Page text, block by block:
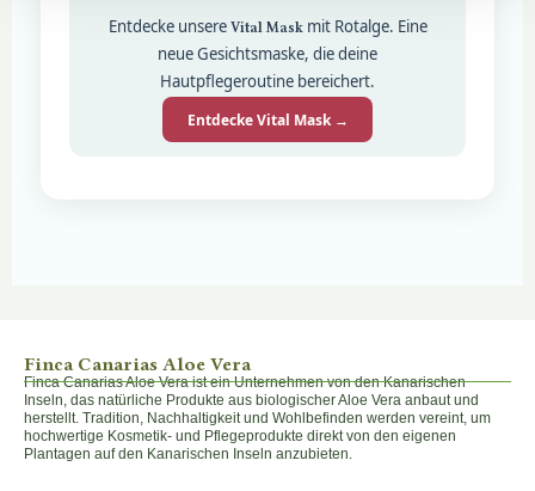
Entdecke unsere Vital Maskmit Rotalge. Eine
neue Gesichtsmaske, die deine
Hautpflegeroutine bereichert.
Entdecke Vital Mask →
Finca Canarias Aloe Vera
Finca Canarias Aloe Vera ist ein Unternehmen von den Kanarischen
Inseln, das natürliche Produkte aus biologischer Aloe Vera anbaut und
herstellt. Tradition, Nachhaltigkeit und Wohlbefinden werden vereint, um
hochwertige Kosmetik- und Pflegeprodukte direkt von den eigenen
Plantagen auf den Kanarischen Inseln anzubieten.